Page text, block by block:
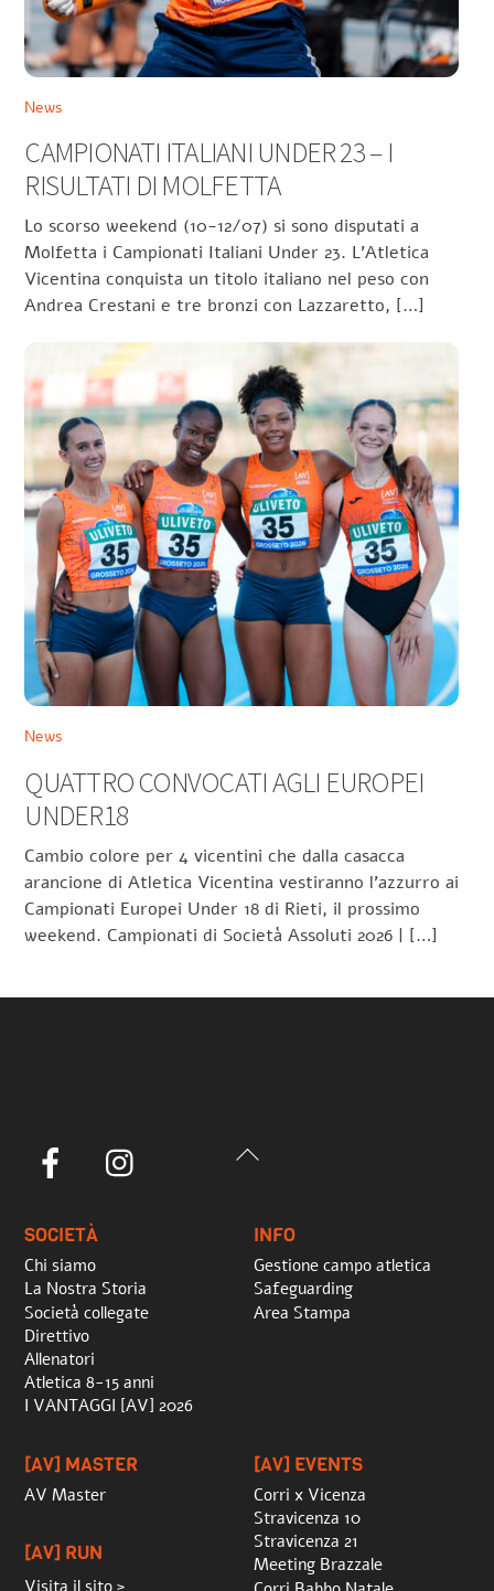
News
CAMPIONATI ITALIANI UNDER 23 – I
RISULTATI DI MOLFETTA
Lo scorso weekend (10-12/07) si sono disputati a
Molfetta i Campionati Italiani Under 23. L’Atletica
Vicentina conquista un titolo italiano nel peso con
Andrea Crestani e tre bronzi con Lazzaretto, […]
News
QUATTRO CONVOCATI AGLI EUROPEI
UNDER18
Cambio colore per 4 vicentini che dalla casacca
arancione di Atletica Vicentina vestiranno l’azzurro ai
Campionati Europei Under 18 di Rieti, il prossimo
weekend. Campionati di Società Assoluti 2026 | […]
Back
Facebook
SOCIETÀ
Chi siamo
La Nostra Storia
Società collegate
Direttivo
Allenatori
Atletica 8-15 anni
I VANTAGGI [AV] 2026
INFO
Gestione campo atletica
Safeguarding
Area Stampa
[AV] MASTER
AV Master
[AV] RUN
Visita il sito >
[AV] EVENTS
Corri x Vicenza
Stravicenza 10
Stravicenza 21
Meeting Brazzale